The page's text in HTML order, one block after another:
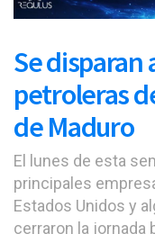
Se disparan
petroleras
de Maduro
El lunes de esta
principales
Estados Unidos y
cerraron la jornada